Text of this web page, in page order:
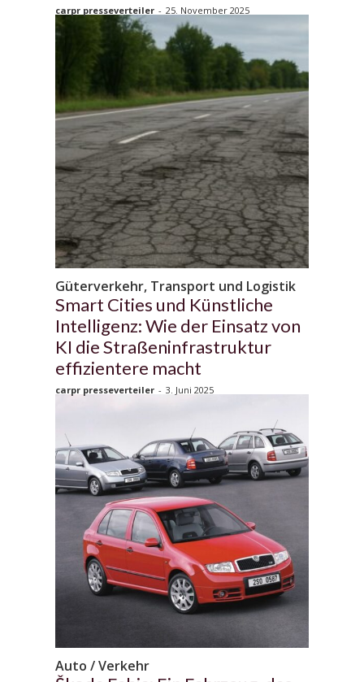
carpr presseverteiler - 25. November 2025
Güterverkehr, Transport und Logistik
Smart Cities und Künstliche
Intelligenz: Wie der Einsatz von
KI die Straßeninfrastruktur
effizientere macht
carpr presseverteiler - 3. Juni 2025
Auto / Verkehr